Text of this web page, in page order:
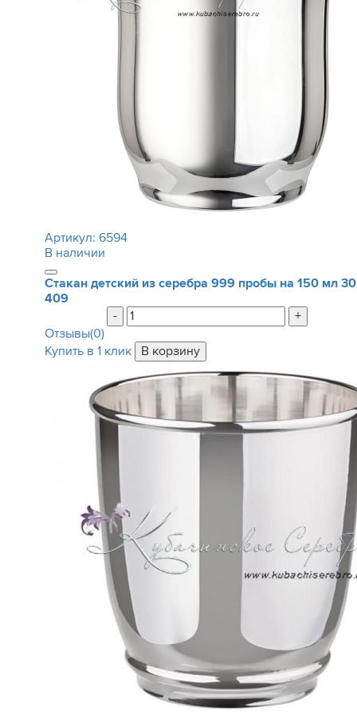
Артикул: 6594
В наличии
Стакан детский из серебра 999 пробы на 150 мл 30
409
-
+
Отзывы(0)
Купить в 1 клик